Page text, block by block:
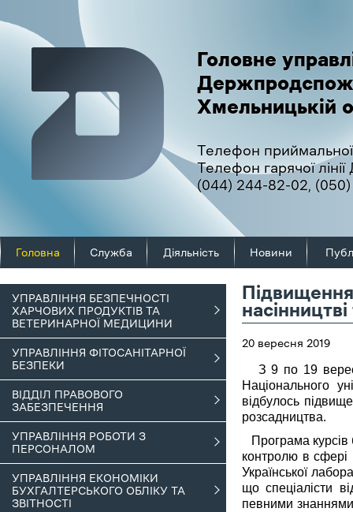
Головне
Хмельницькій
Телефон
Телефон гарячої
(044) 244-82-02,
Головна Служба Діяльність Новини
УПРАВЛІННЯ БЕЗПЕЧНОСТІ
ХАРЧОВИХ ПРОДУКТІВ ТА
ВЕТЕРИНАРНОЇ МЕДИЦИНИ
УПРАВЛІННЯ ФІТОСАНІТАРНОЇ
БЕЗПЕКИ
ВІДДІЛ ПРАВОВОГО
ЗАБЕЗПЕЧЕННЯ
УПРАВЛІННЯ РОБОТИ З
ПЕРСОНАЛОМ
УПРАВЛІННЯ ЕКОНОМІКИ
БУХГАЛТЕРСЬКОГО ОБЛІКУ ТА
ЗВІТНОСТІ
Підвищення
20 вересня 2019
З 9 по 19
Національного
відбулось
розсадництва.
Програма курсів
контролю в сфері
Української
що спеціалісти
певними